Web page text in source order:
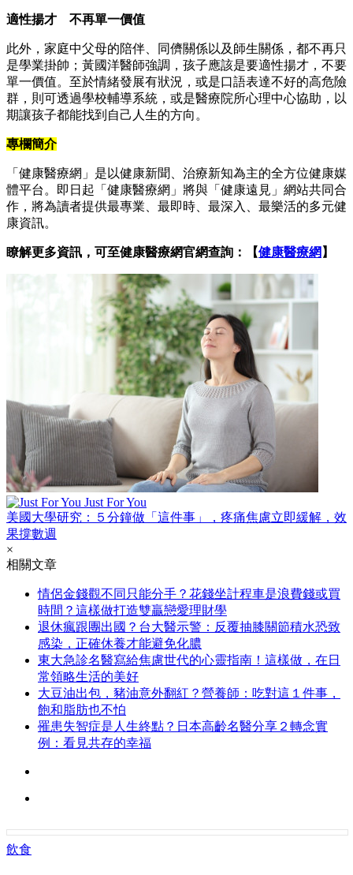
適性揚才 不再單一價值
此外，家庭中父母的陪伴、同儕關係以及師生關係，都不再只
是學業掛帥；黃國洋醫師強調，孩子應該是要適性揚才，不要
單一價值。至於情緒發展有狀況，或是口語表達不好的高危險
群，則可透過學校輔導系統，或是醫療院所心理中心協助，以
期讓孩子都能找到自己人生的方向。
專欄簡介
「健康醫療網」是以健康新聞、治療新知為主的全方位健康媒
體平台。即日起「健康醫療網」將與「健康遠見」網站共同合
作，將為讀者提供最專業、最即時、最深入、最樂活的多元健
康資訊。
瞭解更多資訊，可至健康醫療網官網查詢：【健康醫療網 】
Just For You
美國大學研究：５分鐘做「這件事」，疼痛焦慮立即緩解，效
果撐數週
×
相關文章
情侶金錢觀不同只能分手？花錢坐計程車是浪費錢或買
時間？這樣做打造雙贏戀愛理財學
退休瘋跟團出國？台大醫示警：反覆抽膝關節積水恐致
感染，正確休養才能避免化膿
東大急診名醫寫給焦慮世代的心靈指南！這樣做，在日
常領略生活的美好
大豆油出包，豬油意外翻紅？營養師：吃對這１件事，
飽和脂肪也不怕
罹患失智症是人生終點？日本高齡名醫分享２轉念實
例：看見共存的幸福
飲食